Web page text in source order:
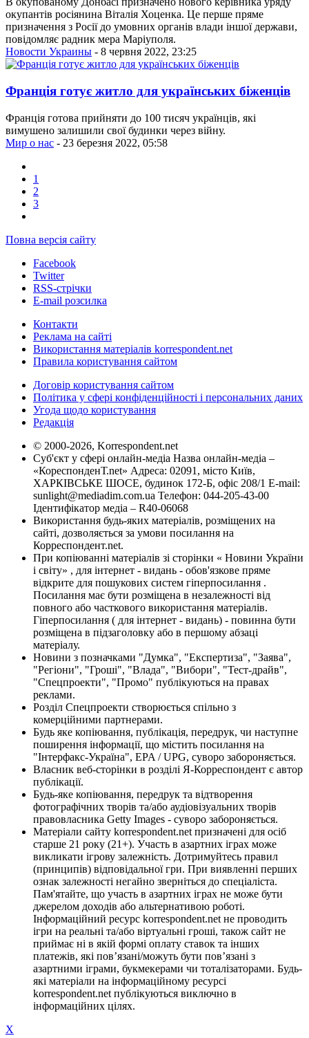
окупантів росіянина Віталія Хоценка. Це перше пряме
призначення з Росії до умовних органів влади іншої держави,
повідомляє радник мера Маріуполя.
Новости Украины - 8 червня 2022, 23:25
Франція готує житло для українських біженців
Франція готова прийняти до 100 тисяч українців, які
вимушено залишили свої будинки через війну.
Мир о нас - 23 березня 2022, 05:58
1
2
3
Повна версія сайту
Facebook
Twitter
RSS-стрічки
E-mail розсилка
Контакти
Реклама на сайті
Використання матеріалів korrespondent.net
Правила користування сайтом
Договір користування сайтом
Політика у сфері конфіденційності і персональних даних
Угода щодо користування
Редакція
© 2000-2026, Korrespondent.net
Суб'єкт у сфері онлайн-медіа Назва онлайн-медіа –
«КореспонденТ.net» Адреса: 02091, місто Київ,
ХАРКІВСЬКЕ ШОСЕ, будинок 172-Б, офіс 208/1 E-mail:
sunlight@mediadim.com.ua Телефон: 044-205-43-00
Ідентифікатор медіа – R40-06068
Використання будь-яких матеріалів, розміщених на
сайті, дозволяється за умови посилання на
Корреспондент.net.
При копіюванні матеріалів зі сторінки « Новини України
і світу» , для інтернет - видань - обов'язкове пряме
відкрите для пошукових систем гіперпосилання .
Посилання має бути розміщена в незалежності від
повного або часткового використання матеріалів.
Гіперпосилання ( для інтернет - видань) - повинна бути
розміщена в підзаголовку або в першому абзаці
матеріалу.
Новини з позначками "Думка", "Експертиза", "Заява",
"Регіони", "Гроші", "Влада", "Вибори", "Тест-драйв",
"Спецпроекти", "Промо" публікуються на правах
реклами.
Розділ Спецпроекти створюється спільно з
комерційними партнерами.
Будь яке копіювання, публікація, передрук, чи наступне
поширення інформації, що містить посилання на
"Інтерфакс-Україна", EPA / UPG, суворо забороняється.
Власник веб-сторінки в розділі Я-Корреспондент є автор
публікації.
Будь-яке копіювання, передрук та відтворення
фотографічних творів та/або аудіовізуальних творів
правовласника Getty Images - суворо забороняється.
Матеріали сайту korrespondent.net призначені для осіб
старше 21 року (21+). Участь в азартних іграх може
викликати ігрову залежність. Дотримуйтесь правил
(принципів) відповідальної гри. При виявленні перших
ознак залежності негайно зверніться до спеціаліста.
Пам'ятайте, що участь в азартних іграх не може бути
джерелом доходів або альтернативою роботі.
Інформаційний ресурс korrespondent.net не проводить
ігри на реальні та/або віртуальні гроші, також сайт не
приймає ні в якій формі оплату ставок та інших
платежів, які пов’язані/можуть бути пов’язані з
азартними іграми, букмекерами чи тоталізаторами. Будь-
які матеріали на інформаційному ресурсі
korrespondent.net публікуються виключно в
інформаційних цілях.
X